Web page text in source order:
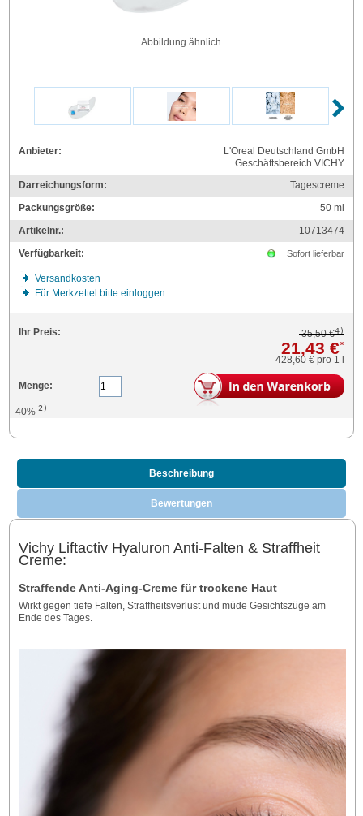
Abbildung ähnlich
Anbieter:
L'Oreal Deutschland GmbH
Geschäftsbereich VICHY
Darreichungsform:
Tagescreme
Packungsgröße:
50ml
Artikelnr.:
10713474
Verfügbarkeit:
Sofort lieferbar
Versandkosten
Für Merkzettel bitte einloggen
Ihr Preis: 35,50 €4)
21,43 €*
428,60 € pro 1 l
Menge:
- 40%2)
Beschreibung
Bewertungen
Vichy Liftactiv Hyaluron Anti-Falten & Straffheit
Creme:
Straffende Anti-Aging-Creme für trockene Haut
Wirkt gegen tiefe Falten, Straffheitsverlust und müde Gesichtszüge am
Ende des Tages.